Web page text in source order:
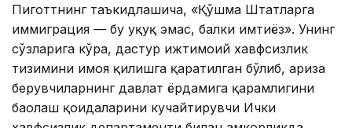
Пиготтнинг таъкидлашича, «Қўшма Штатларга
иммиграция — бу ҳуқуқ эмас, балки имтиёз». Унинг
сўзларига кўра, дастур ижтимоий хавфсизлик
тизимини ҳимоя қилишга қаратилган бўлиб, ариза
берувчиларнинг давлат ёрдамига қарамлигини
баҳолаш қоидаларини кучайтирувчи Ички